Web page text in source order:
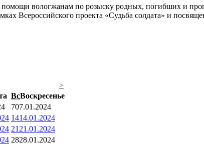
помощи вологжанам по розыску родных, погибших и
Всероссийского проекта «Судьба солдата» и
>
ВсВоскресенье
707.01.2024
1414.01.2024
21 21.01.2024
2828.01.2024